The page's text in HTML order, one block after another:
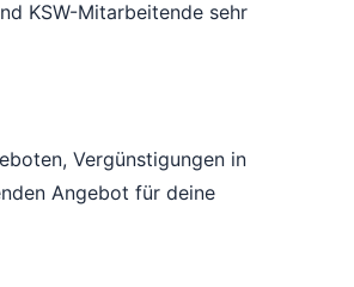
KSW-Mitarbeitende sehr
Vergünstigungen in
Angebot für deine